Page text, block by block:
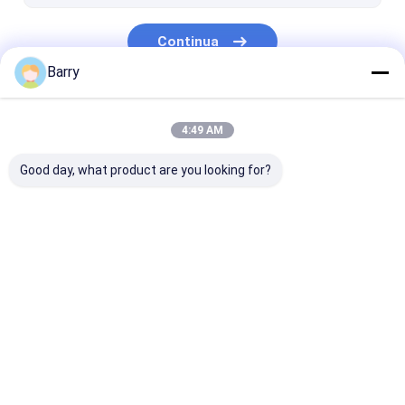
Continua
Barry
4:49 AM
Good day, what product are you looking for?